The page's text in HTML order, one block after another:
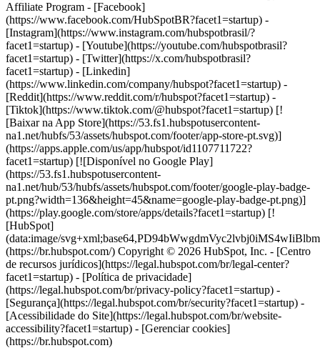
- [Facebook]
(https://www.facebook.com/HubSpotBR?facet1=startup) -
[Instagram](https://www.instagram.com/hubspotbrasil/?
facet1=startup) - [Youtube](https://youtube.com/hubspotbrasil?
facet1=startup) - [Twitter](https://x.com/hubspotbrasil?
facet1=startup) - [Linkedin]
(https://www.linkedin.com/company/hubspot?facet1=startup) -
[Reddit](https://www.reddit.com/r/hubspot?facet1=startup) -
[Tiktok](https://www.tiktok.com/@hubspot?facet1=startup) [!
[Baixar na App Store](https://53.fs1.hubspotusercontent-
na1.net/hubfs/53/assets/hubspot.com/footer/app-store-pt.svg)]
(https://apps.apple.com/us/app/hubspot/id1107711722?
facet1=startup) [![Disponível no Google Play]
(https://53.fs1.hubspotusercontent-
na1.net/hub/53/hubfs/assets/hubspot.com/footer/google-play-badge-
pt.png?width=136&height=45&name=google-play-badge-pt.png)]
(https://play.google.com/store/apps/details?facet1=startup) [!
[HubSpot]
(data:image/
(https://br.hubspot.com/) Copyright © 2026 HubSpot, Inc. - [Centro
de recursos jurídicos](https://legal.hubspot.com/br/legal-center?
facet1=startup) - [Política de privacidade]
(https://legal.hubspot.com/br/privacy-policy?facet1=startup) -
[Segurança](https://legal.hubspot.com/br/security?facet1=startup) -
[Acessibilidade do Site](https://legal.hubspot.com/br/website-
accessibility?facet1=startup) - [Gerenciar cookies]
(https://br.hubspot.com)